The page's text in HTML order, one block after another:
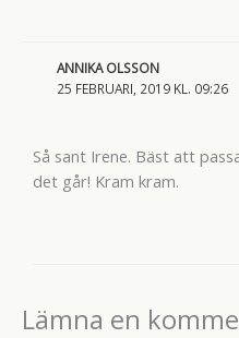
ANNIKA OLSSON
25 FEBRUARI, 2019 KL. 09:26
Så sant Irene. Bäst att
det går! Kram kram.
Lämna en